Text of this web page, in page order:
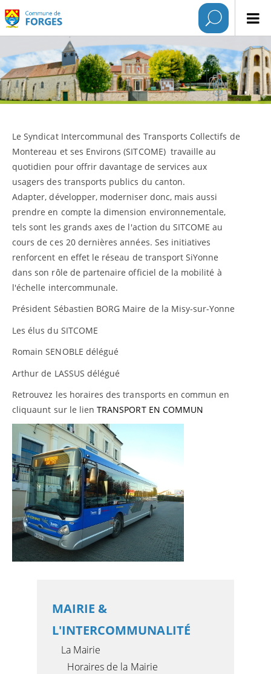
Le Syndicat Intercommunal des Transports Collectifs de
Montereau et ses Environs (SITCOME) travaille au
quotidien pour offrir davantage de services aux
usagers des transports publics du canton.
Adapter, développer, moderniser donc, mais aussi
prendre en compte la dimension environnementale,
tels sont les grands axes de l'action du SITCOME au
cours de ces 20 dernières années. Ses initiatives
renforcent en effet le réseau de transport SiYonne
dans son rôle de partenaire officiel de la mobilité à
l'échelle intercommunale.
Président Sébastien BORG Maire de la Misy-sur-Yonne
Les élus du SITCOME
Romain SENOBLE délégué
Arthur de LASSUS délégué
Retrouvez les horaires des transports en commun en
cliquaunt sur le lienTRANSPORT EN COMMUN
MAIRIE &
L'INTERCOMMUNALITÉ
La Mairie
Horaires de la Mairie